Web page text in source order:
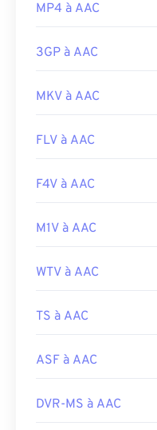
MP4 à AAC
3GP à AAC
MKV à AAC
FLV à AAC
F4V à AAC
M1V à AAC
WTV à AAC
TS à AAC
ASF à AAC
DVR-MS à AAC